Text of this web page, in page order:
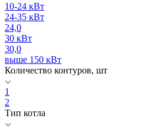
10-24 кВт
24-35 кВт
24,0
30 кВт
30,0
выше 150 кВт
Количество контуров, шт
1
2
Тип котла